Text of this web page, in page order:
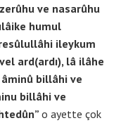
ve nasarûhu
humul
ileykum
ard(ardı), lâ ilâhe
billâhi ve
billâhi ve
o ayette çok